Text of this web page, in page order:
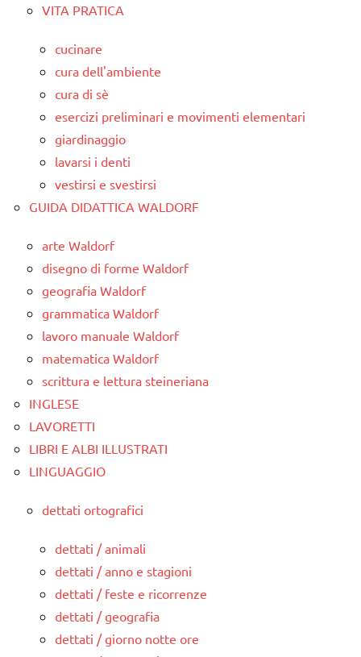
VITA PRATICA
cucinare
cura dell'ambiente
cura di sè
esercizi preliminari e movimenti elementari
giardinaggio
lavarsi i denti
vestirsi e svestirsi
GUIDA DIDATTICA WALDORF
arte Waldorf
disegno di forme Waldorf
geografia Waldorf
grammatica Waldorf
lavoro manuale Waldorf
matematica Waldorf
scrittura e lettura steineriana
INGLESE
LAVORETTI
LIBRI E ALBI ILLUSTRATI
LINGUAGGIO
dettati ortografici
dettati / animali
dettati / anno e stagioni
dettati / feste e ricorrenze
dettati / geografia
dettati / giorno notte ore